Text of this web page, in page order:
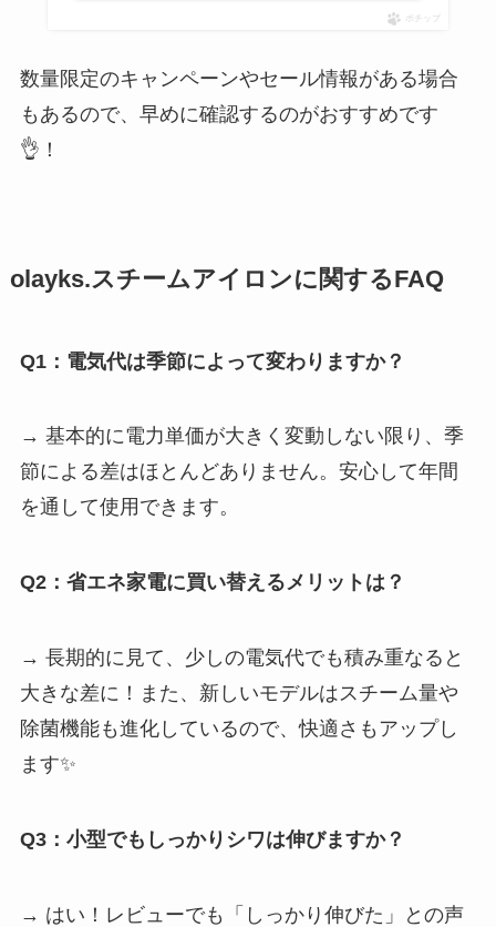
ポチップ
数量限定のキャンペーンやセール情報がある場合
もあるので、早めに確認するのがおすすめです
👌！
olayks.スチームアイロンに関するFAQ
Q1：電気代は季節によって変わりますか？
→ 基本的に電力単価が大きく変動しない限り、季
節による差はほとんどありません。安心して年間
を通して使用できます。
Q2：省エネ家電に買い替えるメリットは？
→ 長期的に見て、少しの電気代でも積み重なると
大きな差に！また、新しいモデルはスチーム量や
除菌機能も進化しているので、快適さもアップし
ます✨
Q3：小型でもしっかりシワは伸びますか？
→ はい！レビューでも「しっかり伸びた」との声